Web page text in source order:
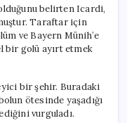
belirten Icardi,
Taraftar için
ve Bayern Münih’e
bir golü ayırt etmek
bir şehir. Buradaki
ötesinde yaşadığı
vurguladı.